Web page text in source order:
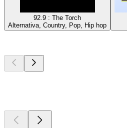
92.9 : The Torch
Alternativa, Country, Pop, Hip hop